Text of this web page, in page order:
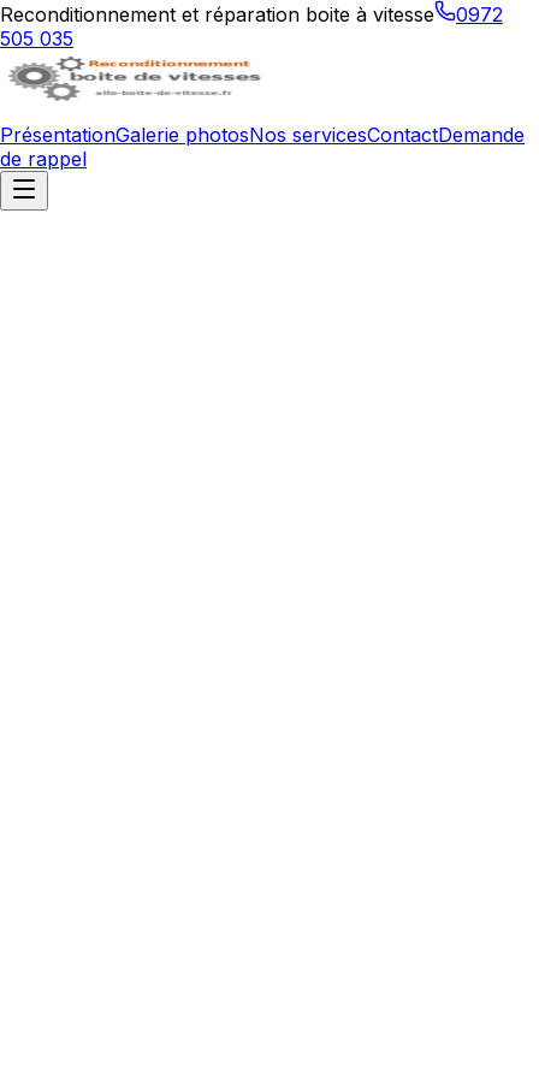
Reconditionnement et réparation boite à vitesse
0972
505 035
PrésentationGalerie photosNos servicesContactDemande
de rappel